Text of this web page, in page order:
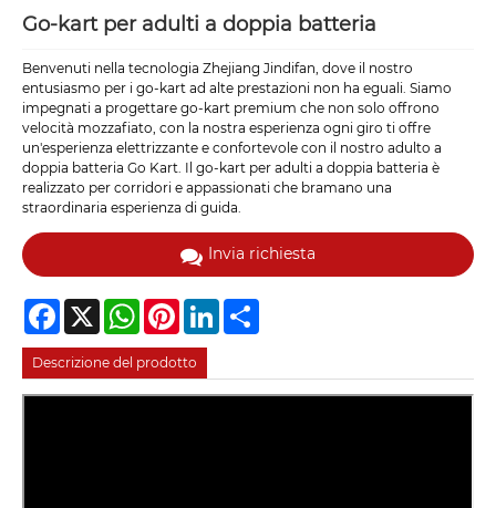
Go-kart per adulti a doppia batteria
Benvenuti nella tecnologia Zhejiang Jindifan, dove il nostro
entusiasmo per i go-kart ad alte prestazioni non ha eguali. Siamo
impegnati a progettare go-kart premium che non solo offrono
velocità mozzafiato, con la nostra esperienza ogni giro ti offre
un'esperienza elettrizzante e confortevole con il nostro adulto a
doppia batteria Go Kart. Il go-kart per adulti a doppia batteria è
realizzato per corridori e appassionati che bramano una
straordinaria esperienza di guida.
Invia richiesta
Facebook
X WhatsAppPinterestLinkedIn
Descrizione del prodotto